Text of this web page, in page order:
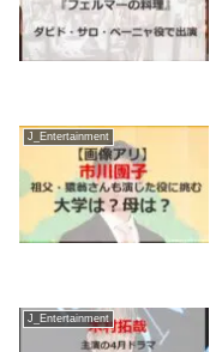
J_Entertainment
J_Entertainment